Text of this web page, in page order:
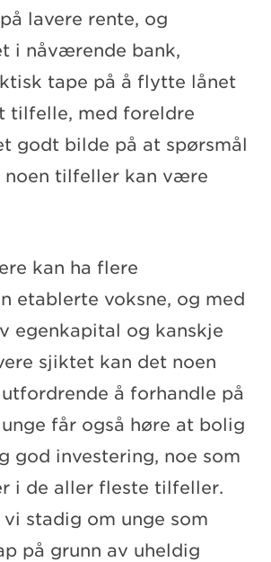
lavere rente, og
i nåværende bank,
tape på å flytte lånet
tilfelle, med foreldre
godt bilde på at spørsmål
noen tilfeller kan være
e kan ha flere
etablerte voksne, og med
egenkapital og kanskje
sjiktet kan det noen
å forhandle på
får også høre at bolig
god investering, noe som
i de aller fleste tilfeller.
stadig om unge som
på grunn av uheldig